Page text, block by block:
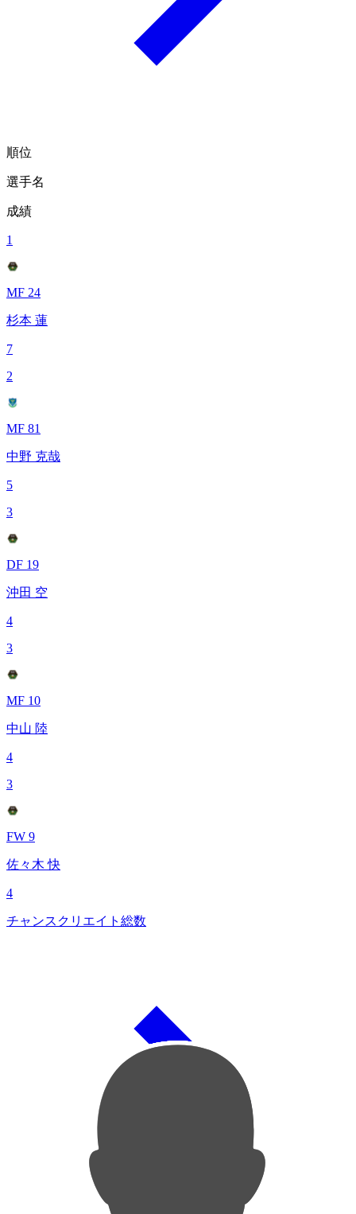
順位
選手名
成績
1
MF 24
杉本 蓮
7
2
MF 81
中野 克哉
5
3
DF 19
沖田 空
4
3
MF 10
中山 陸
4
3
FW 9
佐々木 快
4
チャンスクリエイト総数